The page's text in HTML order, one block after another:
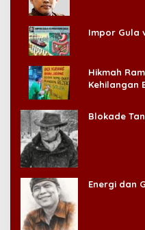
Impor Gula
Hikmah
Kehilangan
Blokade
Energi dan